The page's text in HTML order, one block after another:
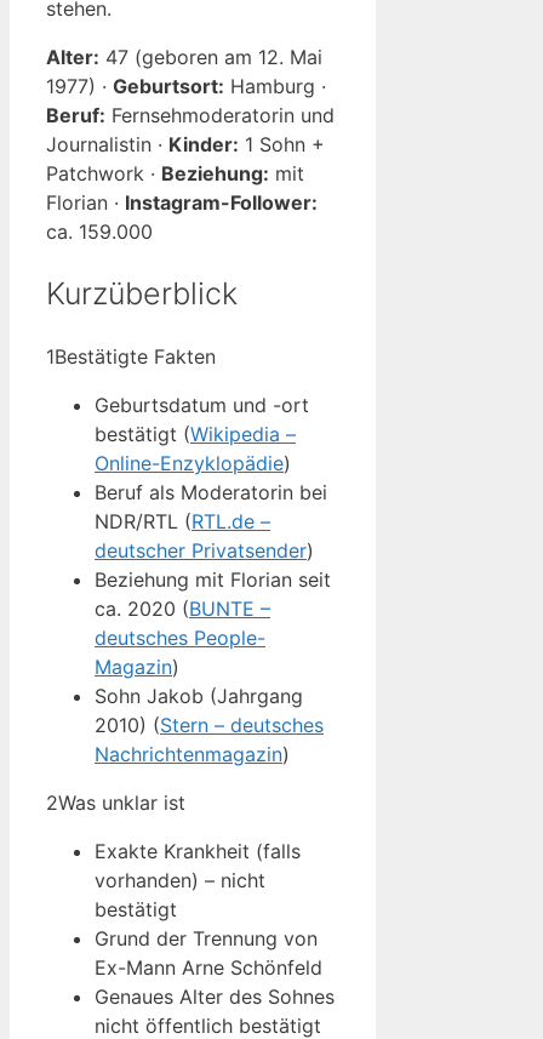
stehen.
Alter: 47 (geboren am 12. Mai
1977) · Geburtsort: Hamburg ·
Beruf: Fernsehmoderatorin und
Journalistin · Kinder: 1 Sohn +
Patchwork · Beziehung: mit
Florian · Instagram-Follower:
ca. 159.000
Kurzüberblick
1Bestätigte Fakten
Geburtsdatum und -ort
bestätigt (Wikipedia –
Online-Enzyklopädie)
Beruf als Moderatorin bei
NDR/RTL (RTL.de –
deutscher Privatsender)
Beziehung mit Florian seit
ca. 2020 (BUNTE –
deutsches People-
Magazin)
Sohn Jakob (Jahrgang
2010) (Stern – deutsches
Nachrichtenmagazin)
2Was unklar ist
Exakte Krankheit (falls
vorhanden) – nicht
bestätigt
Grund der Trennung von
Ex-Mann Arne Schönfeld
Genaues Alter des Sohnes
nicht öffentlich bestätigt